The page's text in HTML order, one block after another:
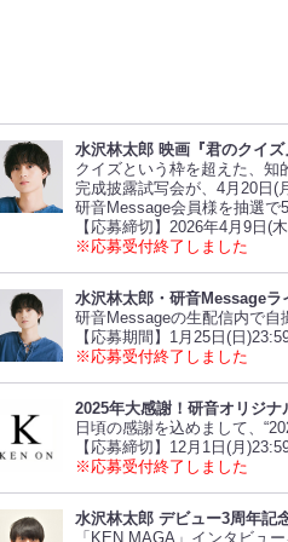
水沢林太郎 映画『君のクイ
クイズという枠を超えた、知
完成披露試写会が、4月20日(
研音Message会員様を抽選で
【応募締切】2026年4月9日(
※応募受付終了しました
水沢林太郎・研音Message
研音Messageの生配信内で
【応募期間】1月25日(日
※応募受付終了しました
2025年大感謝！研音オリジ
日頃の感謝を込めまして、
【応募締切】12月1日(月
※応募受付終了しました
水沢林太郎 デビュー3周年記
「KEN MAGA」インタビュ